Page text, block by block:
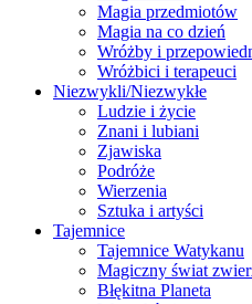
Magia przedmiotów
Magia na co dzień
Wróżby i
Wróżbici i terapeuci
Niezwykli/Niezwykłe
Ludzie i życie
Znani i lubiani
Zjawiska
Podróże
Wierzenia
Sztuka i artyści
Tajemnice
Tajemnice Watykanu
Magiczny świat
Błękitna Planeta